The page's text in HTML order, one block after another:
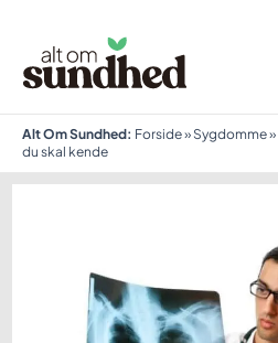
indholdet
Alt Om Sundhed: Forside» Sygdomme»
du skal kende